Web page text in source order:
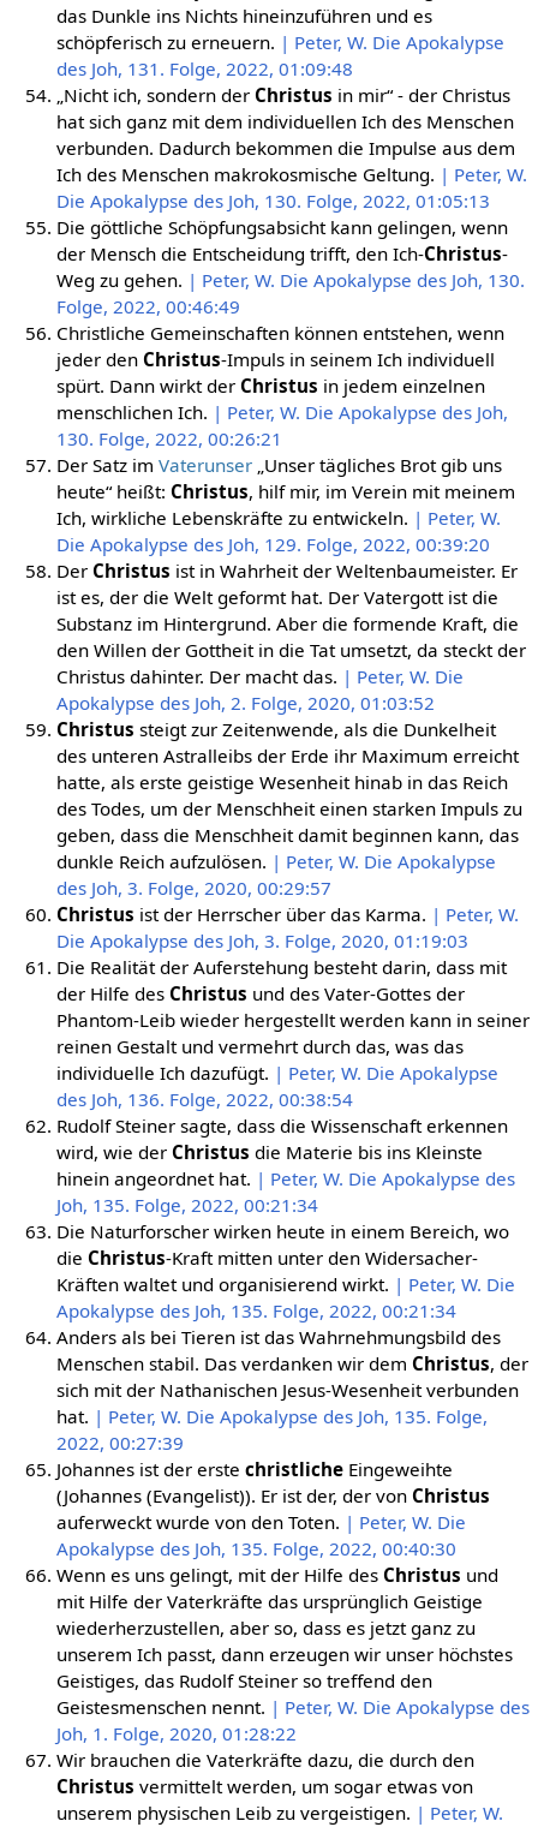
das Dunkle ins Nichts hineinzuführen und es
schöpferisch zu erneuern. | Peter, W. Die Apokalypse
des Joh, 131. Folge, 2022, 01:09:48
„Nicht ich, sondern der Christus in mir“ - der Christus
hat sich ganz mit dem individuellen Ich des Menschen
verbunden. Dadurch bekommen die Impulse aus dem
Ich des Menschen makrokosmische Geltung. | Peter, W.
Die Apokalypse des Joh, 130. Folge, 2022, 01:05:13
Die göttliche Schöpfungsabsicht kann gelingen, wenn
der Mensch die Entscheidung trifft, den Ich-Christus-
Weg zu gehen. | Peter, W. Die Apokalypse des Joh, 130.
Folge, 2022, 00:46:49
Christliche Gemeinschaften können entstehen, wenn
jeder den Christus-Impuls in seinem Ich individuell
spürt. Dann wirkt der Christus in jedem einzelnen
menschlichen Ich. | Peter, W. Die Apokalypse des Joh,
130. Folge, 2022, 00:26:21
Der Satz im Vaterunser„Unser tägliches Brot gib uns
heute“ heißt: Christus, hilf mir, im Verein mit meinem
Ich, wirkliche Lebenskräfte zu entwickeln. | Peter, W.
Die Apokalypse des Joh, 129. Folge, 2022, 00:39:20
Der Christus ist in Wahrheit der Weltenbaumeister. Er
ist es, der die Welt geformt hat. Der Vatergott ist die
Substanz im Hintergrund. Aber die formende Kraft, die
den Willen der Gottheit in die Tat umsetzt, da steckt der
Christus dahinter. Der macht das. | Peter, W. Die
Apokalypse des Joh, 2. Folge, 2020, 01:03:52
Christus steigt zur Zeitenwende, als die Dunkelheit
des unteren Astralleibs der Erde ihr Maximum erreicht
hatte, als erste geistige Wesenheit hinab in das Reich
des Todes, um der Menschheit einen starken Impuls zu
geben, dass die Menschheit damit beginnen kann, das
dunkle Reich aufzulösen. | Peter, W. Die Apokalypse
des Joh, 3. Folge, 2020, 00:29:57
Christus ist der Herrscher über das Karma. | Peter, W.
Die Apokalypse des Joh, 3. Folge, 2020, 01:19:03
Die Realität der Auferstehung besteht darin, dass mit
der Hilfe des Christus und des Vater-Gottes der
Phantom-Leib wieder hergestellt werden kann in seiner
reinen Gestalt und vermehrt durch das, was das
individuelle Ich dazufügt. | Peter, W. Die Apokalypse
des Joh, 136. Folge, 2022, 00:38:54
Rudolf Steiner sagte, dass die Wissenschaft erkennen
wird, wie der Christus die Materie bis ins Kleinste
hinein angeordnet hat. | Peter, W. Die Apokalypse des
Joh, 135. Folge, 2022, 00:21:34
Die Naturforscher wirken heute in einem Bereich, wo
die Christus-Kraft mitten unter den Widersacher-
Kräften waltet und organisierend wirkt. | Peter, W. Die
Apokalypse des Joh, 135. Folge, 2022, 00:21:34
Anders als bei Tieren ist das Wahrnehmungsbild des
Menschen stabil. Das verdanken wir dem Christus, der
sich mit der Nathanischen Jesus-Wesenheit verbunden
hat. | Peter, W. Die Apokalypse des Joh, 135. Folge,
2022, 00:27:39
Johannes ist der erste christlicheEingeweihte
(Johannes (Evangelist)). Er ist der, der von Christus
auferweckt wurde von den Toten. | Peter, W. Die
Apokalypse des Joh, 135. Folge, 2022, 00:40:30
Wenn es uns gelingt, mit der Hilfe des Christus und
mit Hilfe der Vaterkräfte das ursprünglich Geistige
wiederherzustellen, aber so, dass es jetzt ganz zu
unserem Ich passt, dann erzeugen wir unser höchstes
Geistiges, das Rudolf Steiner so treffend den
Geistesmenschen nennt. | Peter, W. Die Apokalypse des
Joh, 1. Folge, 2020, 01:28:22
Wir brauchen die Vaterkräfte dazu, die durch den
Christus vermittelt werden, um sogar etwas von
unserem physischen Leib zu vergeistigen. | Peter, W.